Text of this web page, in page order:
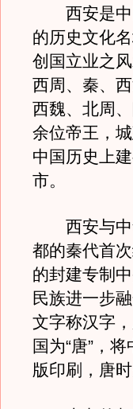
西安是中
的历史文化
创国立业之
西周、秦、
西魏、北周
余位帝王，
中国历史上
市。
西安与中
都的秦代首
的封建专制
民族进一步
文字称汉字
国为“唐”，
版印刷，唐